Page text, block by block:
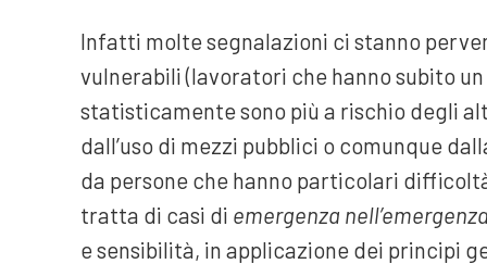
Infatti molte segnalazioni ci stanno
vulnerabili (lavoratori che hanno subito
statisticamente sono più a rischio degli
dall’uso di mezzi pubblici o comunque
da persone che hanno particolari
tratta di casi di emergenza
e sensibilità, in applicazione dei principi